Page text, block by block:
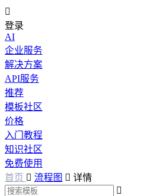

登录
AI
企业服务
解决方案
API服务
推荐
模板社区
价格
入门教程
知识社区
免费使用
首页  流程图  详情
